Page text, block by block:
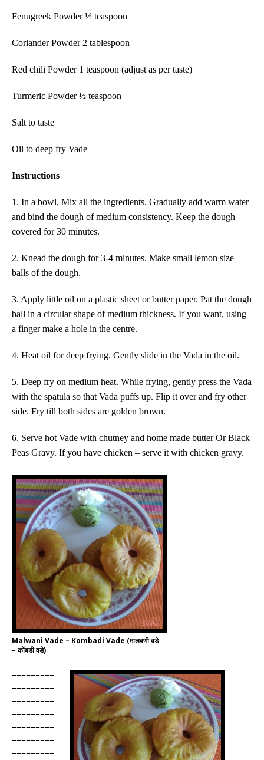
Fenugreek Powder½ teaspoon
CorianderPowder2 tablespoon
Red chili Powder 1 teaspoon (adjust as per taste)
Turmeric Powder ½ teaspoon
Salt to taste
Oil to deep fry Vade
Instructions
1. In a bowl, Mix all the ingredients. Gradually add warm water
and bind the dough of medium consistency. Keep the dough
covered for 30 minutes.
2. Knead the dough for 3-4 minutes. Make small lemon size
balls of the dough.
3. Apply little oil on a plastic sheet or butter paper. Pat the dough
ball in a circular shape of medium thickness. If you want, using
a finger make a hole in the centre.
4. Heat oil for deep frying. Gently slide in the Vada in the oil.
5. Deep fry on medium heat. While frying, gently press the Vada
with the spatula so that Vada puffs up. Flip it over and fry other
side. Fry till both sides are golden brown.
6. Serve hot Vade with chutney and home made butter Or Black
Peas Gravy. If you have chicken – serve it with chicken gravy.
Malwani Vade – Kombadi Vade (मालवणी वडे
– कोंबडी वडे)
=========
=========
=========
=========
=========
=========
=========